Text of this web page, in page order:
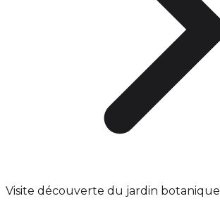
Visite découverte du jardin botanique